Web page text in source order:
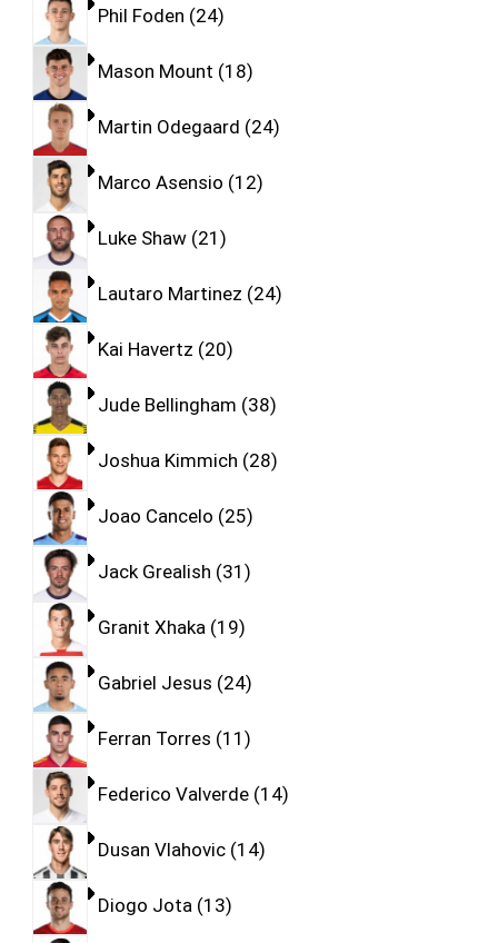
Phil Foden 24
Mason Mount 18
Martin Odegaard 24
Marco Asensio 12
Luke Shaw 21
Lautaro Martinez 24
Kai Havertz 20
Jude Bellingham 38
Joshua Kimmich 28
Joao Cancelo 25
Jack Grealish 31
Granit Xhaka 19
Gabriel Jesus 24
Ferran Torres 11
Federico Valverde 14
Dusan Vlahovic 14
Diogo Jota 13